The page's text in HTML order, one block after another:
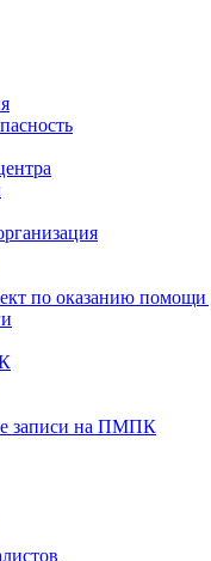
по оказанию помощи
записи на ПМПК